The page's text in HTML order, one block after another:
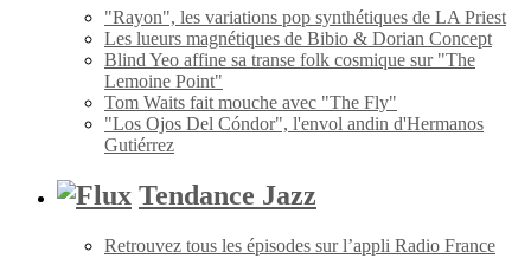
"Rayon", les variations pop synthétiques de LA Priest
Les lueurs magnétiques de Bibio & Dorian Concept
Blind Yeo affine sa transe folk cosmique sur "The
Lemoine Point"
Tom Waits fait mouche avec "The Fly"
"Los Ojos Del Cóndor", l'envol andin d'Hermanos
Gutiérrez
Tendance Jazz
Retrouvez tous les épisodes sur l’appli Radio France